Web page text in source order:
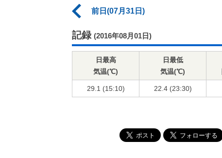
前日(07月31日)
記録 (2016年08月01日)
日最高
気温(℃)
日最低
気温(℃)
29.1 (15:10) 22.4 (23:30)